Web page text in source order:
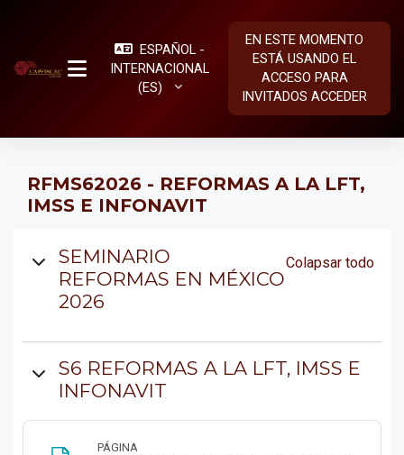
PANEL LATERAL
ESPAÑOL -
INTERNACIONAL
‎(ES)‎
EN ESTE MOMENTO
ESTÁ USANDO EL
ACCESO PARA
INVITADOSACCEDER
RFMS62026 - REFORMAS A LA LFT,
IMSS E INFONAVIT
Diagrama de temas
SEMINARIO
REFORMAS EN MÉXICO
2026
Colapsar todo
S6 REFORMAS A LA LFT, IMSS E
INFONAVIT
PÁGINA